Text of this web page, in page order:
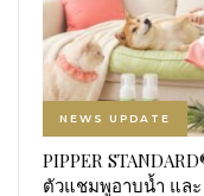
NEWS UPDATE
PIPPER
ตัวแชมพูอาบน้ำ แล